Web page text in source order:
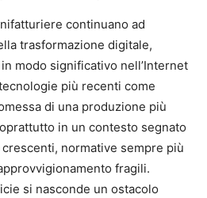
continuano ad
trasformazione digitale,
modo significativo nell’Internet
più recenti come
di una produzione più
in un contesto segnato
normative sempre più
fragili.
si nasconde un ostacolo